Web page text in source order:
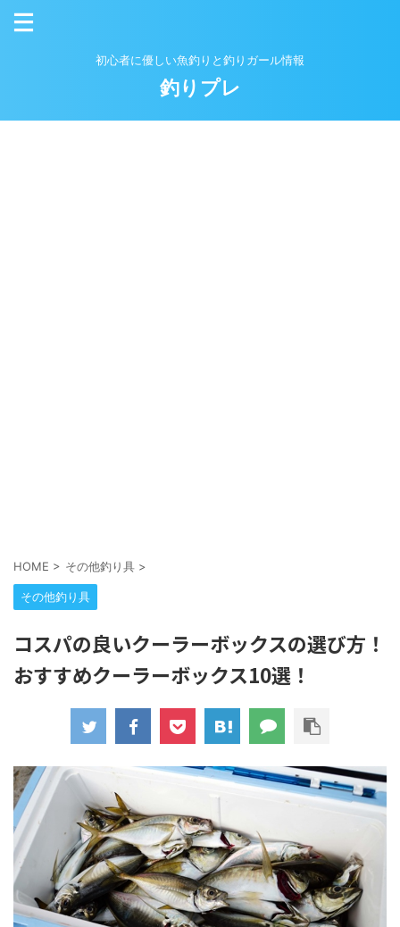
初心者に優しい魚釣りと釣りガール情報
釣りプレ
HOME > その他釣り具 >
その他釣り具
コスパの良いクーラーボックスの選び方！
おすすめクーラーボックス10選！